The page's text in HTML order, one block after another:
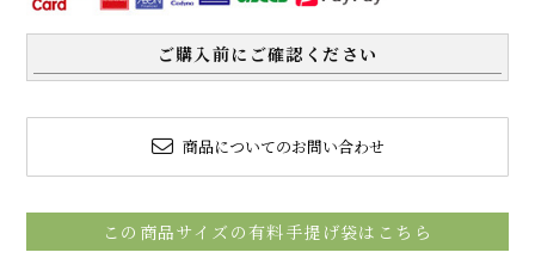
ご購入前にご確認ください
商品についてのお問い合わせ
この商品サイズの有料手提げ袋はこちら